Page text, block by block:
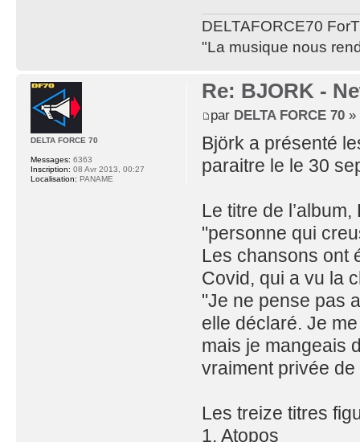
DELTAFORCE70
"La musique nous
Re: BJORK -
par DELTA FORCE 70»
Björk a présenté
paraitre le le 30
Le titre de
"personne qui
Les chansons ont
Covid, qui a vu la
"Je ne pense pas
elle déclaré. Je
mais je mangeais
vraiment privée de
Les treize titres
1. Atopos
DELTA FORCE 70
Messages: 6363
Inscription: 08 Avr 2013, 00:27
Localisation: PANAME